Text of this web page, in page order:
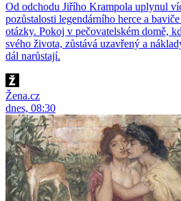
Od odchodu Jiřího Krampola uplynul
pozůstalosti legendárního herce a
otázky. Pokoj v pečovatelském domě,
svého života, zůstává uzavřený a
dál narůstají.
Žena.cz
dnes, 08:30